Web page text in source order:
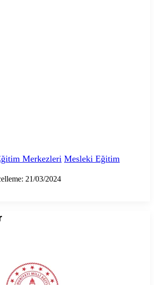
Merkezleri Mesleki Eğitim
21/03/2024